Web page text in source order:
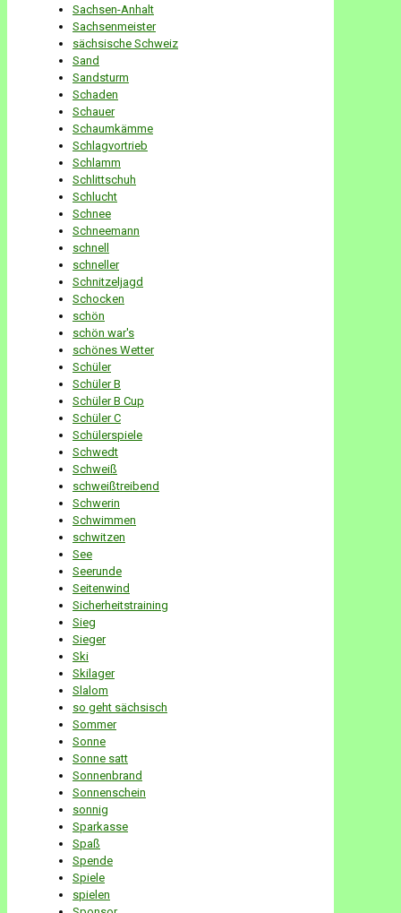
Sachsen-Anhalt
Sachsenmeister
sächsische Schweiz
Sand
Sandsturm
Schaden
Schauer
Schaumkämme
Schlagvortrieb
Schlamm
Schlittschuh
Schlucht
Schnee
Schneemann
schnell
schneller
Schnitzeljagd
Schocken
schön
schön war's
schönes Wetter
Schüler
Schüler B
Schüler B Cup
Schüler C
Schülerspiele
Schwedt
Schweiß
schweißtreibend
Schwerin
Schwimmen
schwitzen
See
Seerunde
Seitenwind
Sicherheitstraining
Sieg
Sieger
Ski
Skilager
Slalom
so geht sächsisch
Sommer
Sonne
Sonne satt
Sonnenbrand
Sonnenschein
sonnig
Sparkasse
Spaß
Spende
Spiele
spielen